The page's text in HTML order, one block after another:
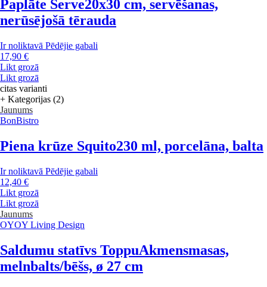
Paplāte Serve20x30 cm, servēšanas,
nerūsējošā tērauda
Ir noliktavā Pēdējie gabali
17,90 €
Likt grozā
Likt grozā
citas varianti
+ Kategorijas (2)
Jaunums
BonBistro
Piena krūze Squito230 ml, porcelāna, balta
Ir noliktavā Pēdējie gabali
12,40 €
Likt grozā
Likt grozā
Jaunums
OYOY Living Design
Saldumu statīvs ToppuAkmensmasas,
melnbalts/bēšs, ø 27 cm